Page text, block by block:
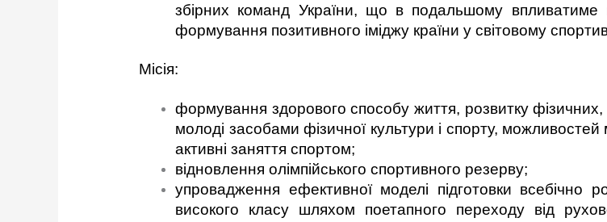
збірних команд України, що в подальшому впливатиме
формування позитивного іміджу країни у світовому
Місія:
формування здорового способу життя, розвитку
молоді засобами фізичної культури і спорту,
активні заняття спортом;
відновлення олімпійського спортивного резерву;
упровадження ефективної моделі підготовки всебічно
високого класу шляхом поетапного переходу від